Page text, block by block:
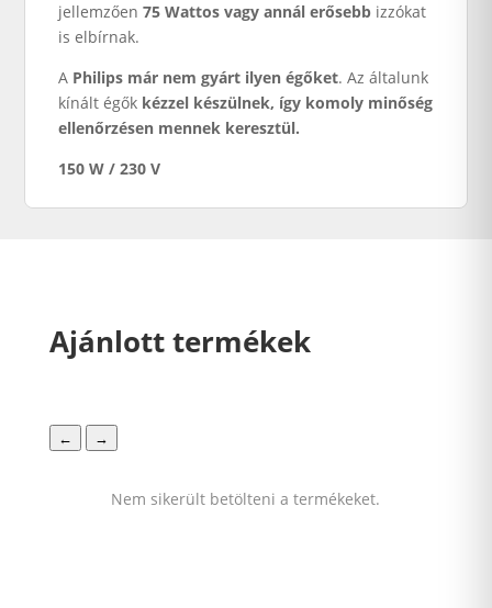
jellemzően75 Wattos vagy annál erősebb izzókat
is elbírnak.
A Philips már nem gyárt ilyen égőket. Az általunk
kínált égők kézzel készülnek, így komoly minőség
ellenőrzésen mennek keresztül.
150 W / 230 V
Ajánlott termékek
← →
Nem sikerült betölteni a termékeket.